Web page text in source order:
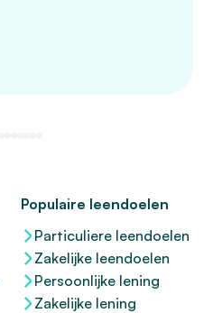
Populaire leendoelen
Particuliere leendoelen
Zakelijke leendoelen
Persoonlijke lening
Zakelijke lening